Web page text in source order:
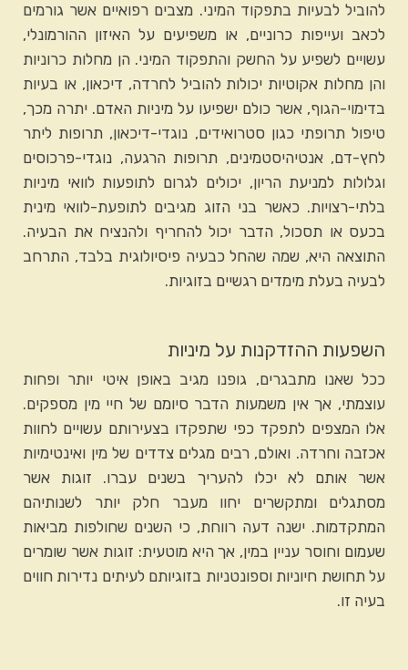
להוביל לבעיות בתפקוד המיני. מצבים רפואיים אשר גורמים
לכאב ועייפות כרוניים, או משפיעים על האיזון ההורמונלי,
עשויים לשפיע על החשק והתפקוד המיני. הן מחלות כרוניות
והן מחלות אקוטיות יכולות להוביל לחרדה, דיכאון, או בעיות
בדימוי-הגוף, אשר כולם ישפיעו על מיניות האדם. יתרה מכך,
טיפול תרופתי כגון סטרואידים, נוגדי-דיכאון, תרופות ליתר
לחץ-דם, אנטיהיסטמינים, תרופות הרגעה, נוגדי-פרכוסים
וגלולות למניעת הריון, יכולים לגרום לתופעות לוואי מיניות
בלתי-רצויות. כאשר בני הזוג מגיבים לתופעת-לוואי מינית
בכעס או תסכול, הדבר יכול להחריף ולהנציח את הבעיה.
התוצאה היא, שמה שהחל כבעיה פיסיולוגית בלבד, התרחב
לבעיה בעלת מימדים רגשיים בזוגיות.
השפעות ההזדקנות על מיניות
ככל שאנו מתבגרים, גופנו מגיב באופן איטי יותר ופחות
עוצמתי, אך אין משמעות הדבר סיומם של חיי מין מספקים.
אלו המצפים לתפקד כפי שתפקדו בצעירותם עשויים לחוות
אכזבה וחרדה. ואולם, רבים מגלים צדדים של מין ואינטימיות
אשר אותם לא יכלו להעריך בשנים עברו. זוגות אשר
מסתגלים ומתקשרים יחוו מעבר חלק יותר לשנותיהם
המתקדמות. ישנה דעה רווחת, כי השנים שחולפות מביאות
שעמום וחוסר עניין במין, אך היא מוטעית: זוגות אשר שומרים
על תחושת חיוניות וספונטניות בזוגיותם לעיתים נדירות חווים
בעיה זו.